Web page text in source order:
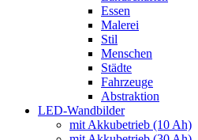
Essen
Malerei
Stil
Menschen
Städte
Fahrzeuge
Abstraktion
LED-Wandbilder
mit Akkubetrieb (10 Ah)